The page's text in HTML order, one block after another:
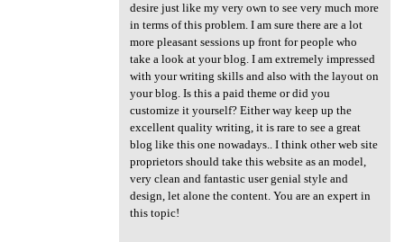
desire just like my very own to see very much more
in terms of this problem. I am sure there are a lot
more pleasant sessions up front for people who
take a look at your blog. I am extremely impressed
with your writing skills and also with the layout on
your blog. Is this a paid theme or did you
customize it yourself? Either way keep up the
excellent quality writing, it is rare to see a great
blog like this one nowadays.. I think other web site
proprietors should take this website as an model,
very clean and fantastic user genial style and
design, let alone the content. You are an expert in
this topic!